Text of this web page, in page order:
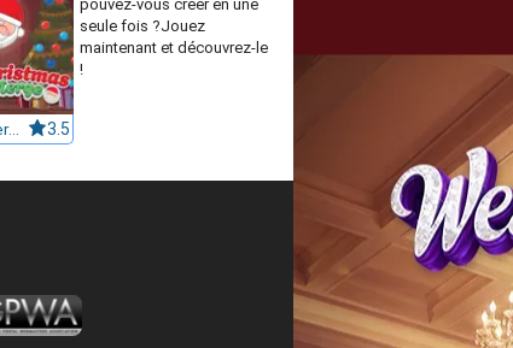
Christmas Merge 3.5
pouvez-vous créer en une
seule fois ?Jouez
maintenant et découvrez-le
!